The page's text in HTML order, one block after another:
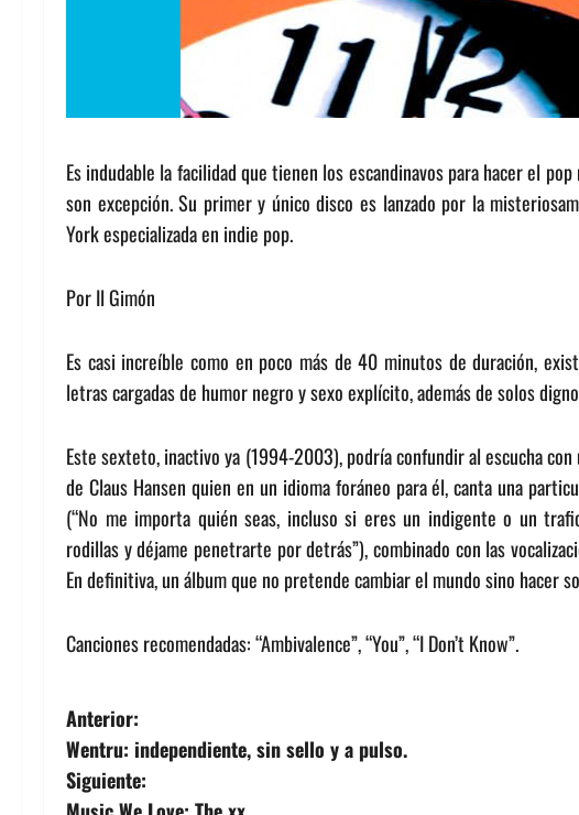
Es indudable la facilidad que tienen los escandinavos para hacer el
son excepción. Su primer y único disco es lanzado por la
York especializada en indie pop.
Por Il Gimón
Es casi increíble como en poco más de 40 minutos de duración,
letras cargadas de humor negro y sexo explícito, además de solos
Este sexteto, inactivo ya (1994-2003), podría confundir al escucha
de Claus Hansen quien en un idioma foráneo para él, canta una
(“No me importa quién seas, incluso si eres un indigente o un
rodillas y déjame penetrarte por detrás”), combinado con las
En definitiva, un álbum que no pretende cambiar el mundo sino hacer
Canciones recomendadas: “Ambivalence”, “You”, “I Don’t Know”.
N
a
Anterior:
Wentru: independiente, sin sello y a pulso.
Siguiente: